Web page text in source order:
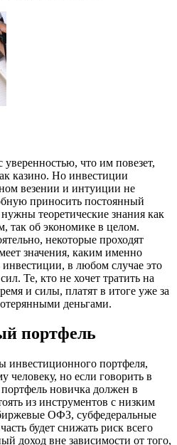
что им повезет,
казино. Но инвестиции
везении и интуиции не
приносить постоянный
теоретические знания как
так об экономике в целом.
некоторые проходят
значения, каким именно
инвестиции, в любом случае это
Те, кто не хочет тратить на
и силы, платят в итоге уже за
деньгами.
портфель
инвестиционного портфеля,
человеку, но если говорить в
новичка должен в
из инструментов с низким
ОФЗ, субфедеральные
будет снижать риск всего
доход вне зависимости от того,